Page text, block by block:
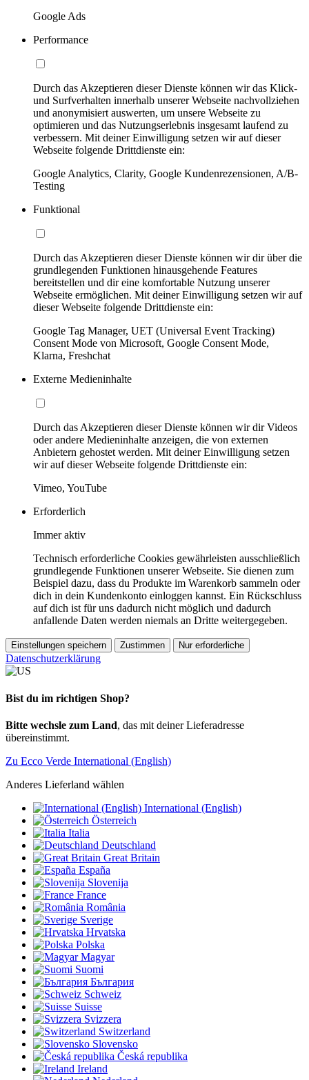
Google Ads
Performance
Durch das Akzeptieren dieser Dienste können wir das Klick-
und Surfverhalten innerhalb unserer Webseite nachvollziehen
und anonymisiert auswerten, um unsere Webseite zu
optimieren und das Nutzungserlebnis insgesamt laufend zu
verbessern. Mit deiner Einwilligung setzen wir auf dieser
Webseite folgende Drittdienste ein:
Google Analytics, Clarity, Google Kundenrezensionen, A/B-
Testing
Funktional
Durch das Akzeptieren dieser Dienste können wir dir über die
grundlegenden Funktionen hinausgehende Features
bereitstellen und dir eine komfortable Nutzung unserer
Webseite ermöglichen. Mit deiner Einwilligung setzen wir auf
dieser Webseite folgende Drittdienste ein:
Google Tag Manager, UET (Universal Event Tracking)
Consent Mode von Microsoft, Google Consent Mode,
Klarna, Freshchat
Externe Medieninhalte
Durch das Akzeptieren dieser Dienste können wir dir Videos
oder andere Medieninhalte anzeigen, die von externen
Anbietern gehostet werden. Mit deiner Einwilligung setzen
wir auf dieser Webseite folgende Drittdienste ein:
Vimeo, YouTube
Erforderlich
Immer aktiv
Technisch erforderliche Cookies gewährleisten ausschließlich
grundlegende Funktionen unserer Webseite. Sie dienen zum
Beispiel dazu, dass du Produkte im Warenkorb sammeln oder
dich in dein Kundenkonto einloggen kannst. Ein Rückschluss
auf dich ist für uns dadurch nicht möglich und dadurch
anfallende Daten werden niemals an Dritte weitergegeben.
Einstellungen speichern Zustimmen Nur erforderliche
Datenschutzerklärung
Bist du im richtigen Shop?
Bitte wechsle zum Land, das mit deiner Lieferadresse
übereinstimmt.
Zu Ecco Verde International (English)
Anderes Lieferland wählen
International (English)
Österreich
Italia
Deutschland
Great Britain
España
Slovenija
France
România
Sverige
Hrvatska
Polska
Magyar
Suomi
България
Schweiz
Suisse
Svizzera
Switzerland
Slovensko
Česká republika
Ireland